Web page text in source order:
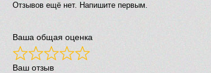
Отзывов ещё нет. Напишите первым.
Ваша общая оценка
Ваш отзыв